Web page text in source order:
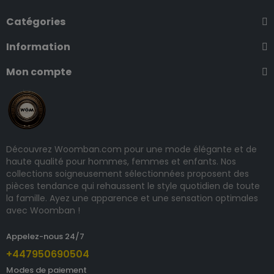
Catégories
Information
Mon compte
Découvrez Woomban.com pour une mode élégante et de
haute qualité pour hommes, femmes et enfants. Nos
collections soigneusement sélectionnées proposent des
pièces tendance qui rehaussent le style quotidien de toute
la famille. Ayez une apparence et une sensation optimales
avec Woomban !
Appelez-nous 24/7
+447950690504
Modes de paiement